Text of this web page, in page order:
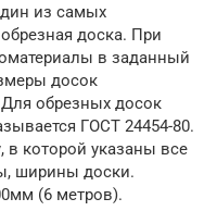
из самых
доска. При
в заданный
досок
Для обрезных досок
ГОСТ 24454-80.
в которой указаны все
ширины доски.
(6 метров).